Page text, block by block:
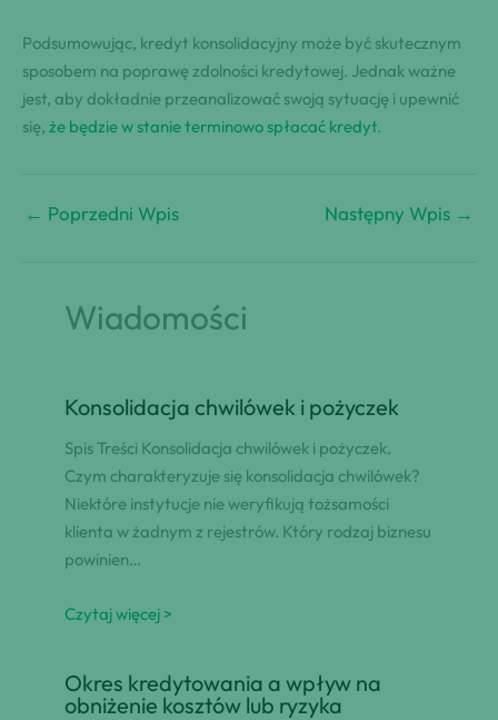
Podsumowując, kredyt konsolidacyjny może być skutecznym
sposobem na poprawę zdolności kredytowej. Jednak ważne
jest, aby dokładnie przeanalizować swoją sytuację i upewnić
się, że będzie w stanie terminowo spłacać kredyt.
← Poprzedni Wpis Następny Wpis →
Wiadomości
Konsolidacja chwilówek i pożyczek
Spis Treści Konsolidacja chwilówek i pożyczek.
Czym charakteryzuje się konsolidacja chwilówek?
Niektóre instytucje nie weryfikują tożsamości
klienta w żadnym z rejestrów. Który rodzaj biznesu
powinien…
Czytaj więcej >
Okres kredytowania a wpływ na
obniżenie kosztów lub ryzyka